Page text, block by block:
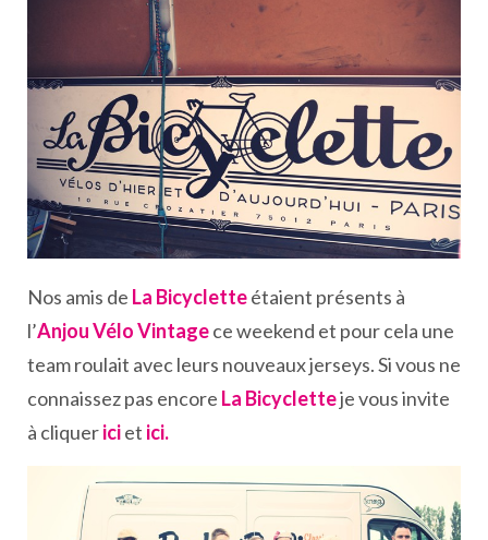
Nos amis de La Bicycletteétaient présents à
l’Anjou Vélo Vintagece weekend et pour cela une
team roulait avec leurs nouveaux jerseys. Si vous ne
connaissez pas encore La Bicycletteje vous invite
à cliquericiet ici.